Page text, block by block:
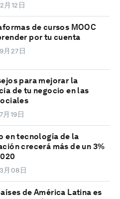
月12日
de cursos MOOC
por tu cuenta
月27日
para mejorar la
de tu negocio en las
月19日
en tecnología de la
crecerá más de un 3%
月08日
de América Latina es